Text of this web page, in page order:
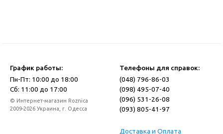
График работы:
Пн-Пт: 10:00 до 18:00
Сб: 11:00 до 17:00
© Интернет-магазин Roznica
2009-2026 Украина, г. Одесса
Телефоны для справок:
(048) 796-86-03
(098) 495-07-40
(096) 531-26-08
(093) 805-41-97
Доставка и Оплата